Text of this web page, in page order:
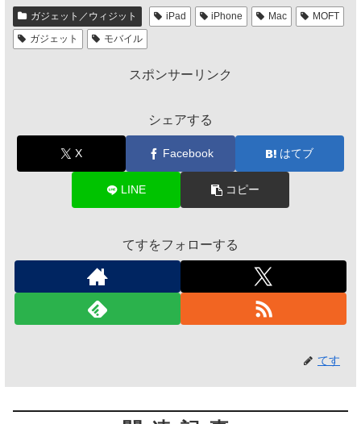
ガジェット／ウィジット iPad iPhone Mac
MOFT
ガジェット
モバイル
スポンサーリンク
シェアする
X Facebook はてブ
LINE コピー
てすをフォローする
てす